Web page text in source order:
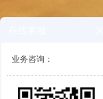
业务咨询：